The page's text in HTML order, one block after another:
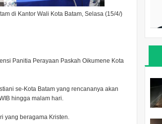
di Kantor Wali Kota Batam, Selasa (15/4/)
Panitia Perayaan Paskah Oikumene Kota
se-Kota Batam yang rencananya akan
hingga malam hari.
yang beragama Kristen.